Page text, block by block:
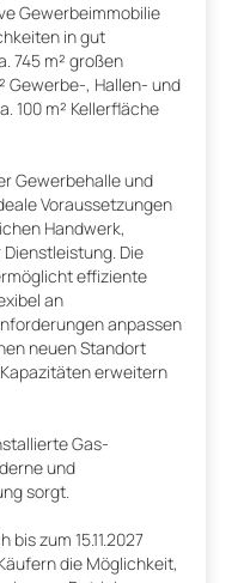
Gewerbeimmobilie
in gut
745 m² großen
Gewerbe-, Hallen- und
100 m² Kellerfläche
Gewerbehalle und
Voraussetzungen
Handwerk,
Die
effiziente
an
anpassen
neuen Standort
erweitern
Gas-
und
sorgt.
zum 15.11.2027
die Möglichkeit,